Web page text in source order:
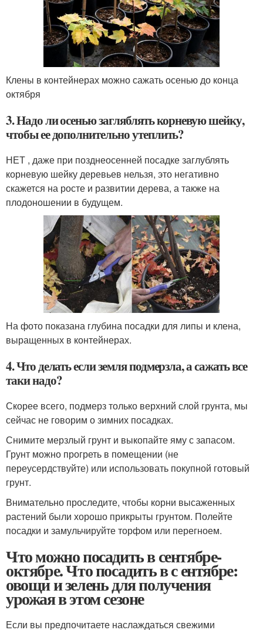
Клены в контейнерах можно сажать осенью до конца
октября
3. Надо ли осенью загляблять корневую шейку,
чтобы ее дополнительно утеплить?
НЕТ , даже при позднеосенней посадке заглублять
корневую шейку деревьев нельзя, это негативно
скажется на росте и развитии дерева, а также на
плодоношении в будущем.
На фото показана глубина посадки для липы и клена,
выращенных в контейнерах.
4. Что делать если земля подмерзла, а сажать все
таки надо?
Скорее всего, подмерз только верхний слой грунта, мы
сейчас не говорим о зимних посадках.
Снимите мерзлый грунт и выкопайте яму с запасом.
Грунт можно прогреть в помещении (не
переусердствуйте) или использовать покупной готовый
грунт.
Внимательно проследите, чтобы корни высаженных
растений были хорошо прикрыты грунтом. Полейте
посадки и замульчируйте торфом или перегноем.
Что можно посадить в сентябре-
октябре. Что посадить в с ентябре:
овощи и зелень для получения
урожая в этом сезоне
Если вы предпочитаете наслаждаться свежими